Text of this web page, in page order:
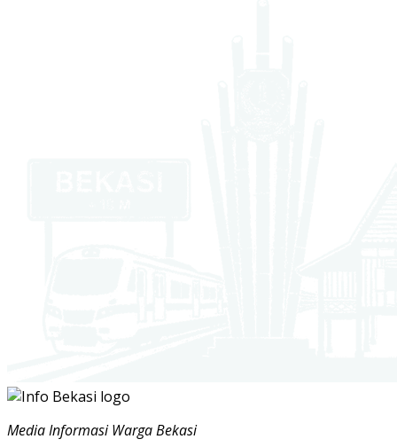
Media Informasi Warga Bekasi